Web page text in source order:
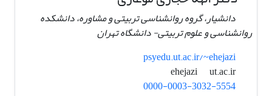
دانشیار، گروه روانشناسی تربیتی و مشاوره، دانشکده
روانشناسی و علوم تربیتی- دانشگاه تهران
psyedu.ut.ac.ir/~ehejazi
ehejazi
ut.ac.ir
0000-0003-3032-5554